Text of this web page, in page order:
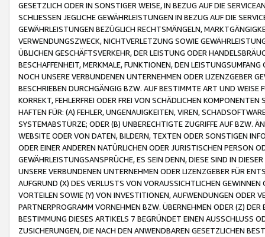
GESETZLICH ODER IN SONSTIGER WEISE, IN BEZUG AUF DIE
SCHLIESSEN JEGLICHE GEWÄHRLEISTUNGEN IN BEZUG AUF DIE
GEWÄHRLEISTUNGEN BEZÜGLICH RECHTSMÄNGELN,
VERWENDUNGSZWECK, NICHTVERLETZUNG SOWIE
ÜBLICHEN GESCHÄFTSVERKEHR, DER LEISTUNG ODER
BESCHAFFENHEIT, MERKMALE, FUNKTIONEN, DEN
NOCH UNSERE VERBUNDENEN UNTERNEHMEN ODER LIZENZGEBER
BESCHRIEBEN DURCHGÄNGIG BZW. AUF BESTIMMTE ART UND
KORREKT, FEHLERFREI ODER FREI VON SCHÄDLICHEN
HAFTEN FÜR: (A) FEHLER, UNGENAUIGKEITEN, VIREN,
SYSTEMABSTÜRZE; ODER (B) UNBERECHTIGTE ZUGRIFFE AUF BZW.
WEBSITE ODER VON DATEN, BILDERN, TEXTEN ODER SONSTIGEN
ODER EINER ANDEREN NATÜRLICHEN ODER JURISTISCHEN PERSON
GEWÄHRLEISTUNGSANSPRÜCHE, ES SEIN DENN, DIESE SIND IN
UNSERE VERBUNDENEN UNTERNEHMEN ODER LIZENZGEBER FÜR
AUFGRUND (X) DES VERLUSTS VON VORAUSSICHTLICHEN
VORTEILEN SOWIE (Y) VON INVESTITIONEN, AUFWENDUNGEN ODER
PARTNERPROGRAMM VORNEHMEN BZW. ÜBERNEHMEN ODER (Z)
BESTIMMUNG DIESES ARTIKELS 7 BEGRÜNDET EINEN AUSSCHLUSS
ZUSICHERUNGEN, DIE NACH DEN ANWENDBAREN GESETZLICHEN